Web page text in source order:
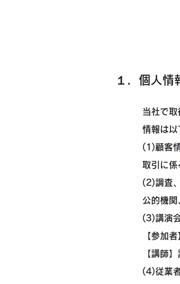
１．個人情
当社で
情報は以
(1)顧客
取引に係
(2)調査
公的機関
(3)講演
【参加
【講師
(4)従業